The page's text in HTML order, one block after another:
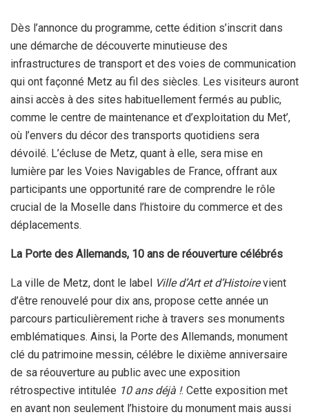
Dès l’annonce du programme, cette édition s’inscrit dans
une démarche de découverte minutieuse des
infrastructures de transport et des voies de communication
qui ont façonné Metz au fil des siècles. Les visiteurs auront
ainsi accès à des sites habituellement fermés au public,
comme le centre de maintenance et d’exploitation du Met’,
où l’envers du décor des transports quotidiens sera
dévoilé. L’écluse de Metz, quant à elle, sera mise en
lumière par les Voies Navigables de France, offrant aux
participants une opportunité rare de comprendre le rôle
crucial de la Moselle dans l’histoire du commerce et des
déplacements.
La Porte des Allemands, 10 ans de réouverture célébrés
La ville de Metz, dont le label Ville d’Art et d’Histoirevient
d’être renouvelé pour dix ans, propose cette année un
parcours particulièrement riche à travers ses monuments
emblématiques. Ainsi, la Porte des Allemands, monument
clé du patrimoine messin, célébre le dixième anniversaire
de sa réouverture au public avec une exposition
rétrospective intitulée 10 ans déjà !. Cette exposition met
en avant non seulement l’histoire du monument mais aussi